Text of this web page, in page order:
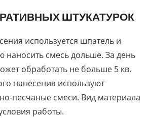
ШТУКАТУРОК
используется шпатель и
наносить смесь дольше. За день
обработать не больше 5 кв.
нанесения используют
песчаные смеси. Вид материала
работы.